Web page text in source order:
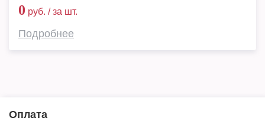
0 руб. / за шт.
Подробнее
Оплата